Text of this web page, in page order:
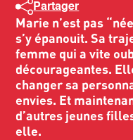
Partager
Marie n’est pas
s’y épanouit. Sa
femme qui a vite
décourageantes.
changer sa
envies. Et
d’autres jeunes
elle.